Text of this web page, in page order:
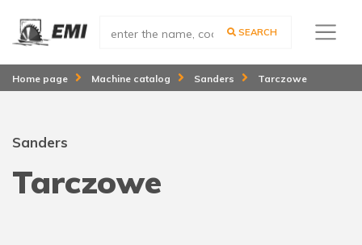
SEARCH
Home page Machine catalog Sanders Tarczowe
Sanders
Tarczowe